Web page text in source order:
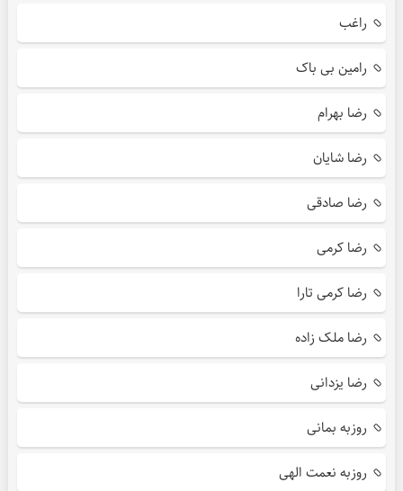
راغب
رامین بی باک
رضا بهرام
رضا شایان
رضا صادقی
رضا کرمی
رضا کرمی تارا
رضا ملک زاده
رضا یزدانی
روزبه بمانی
روزبه نعمت الهی